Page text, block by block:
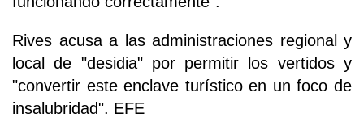
Rives acusa a las administraciones regional y
local de "desidia" por permitir los vertidos y
"convertir este enclave turístico en un foco de
insalubridad". EFE